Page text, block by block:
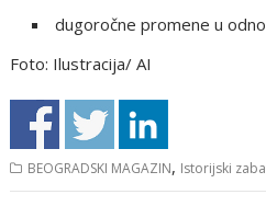
dugoročne promene u
Foto: Ilustracija/ AI
BEOGRADSKI MAGAZIN, Istorijski